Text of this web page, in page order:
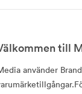
till
använder